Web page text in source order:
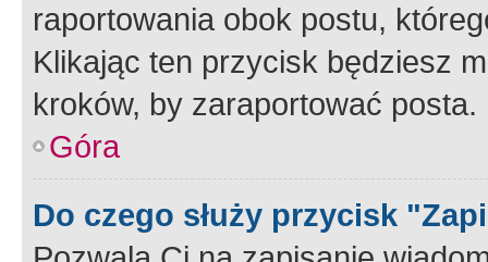
raportowania obok postu,
Klikając ten przycisk będziesz
kroków, by zaraportować posta.
Góra
Do czego służy przycisk